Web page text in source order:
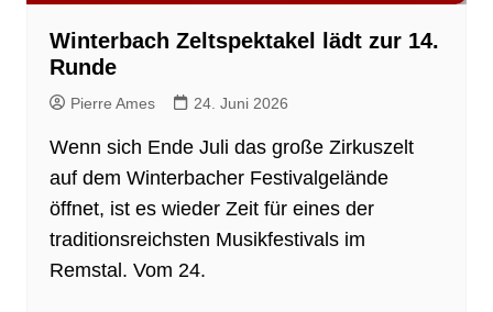
Winterbach Zeltspektakel lädt zur 14.
Runde
Pierre Ames 24. Juni 2026
Wenn sich Ende Juli das große Zirkuszelt
auf dem Winterbacher Festivalgelände
öffnet, ist es wieder Zeit für eines der
traditionsreichsten Musikfestivals im
Remstal. Vom 24.